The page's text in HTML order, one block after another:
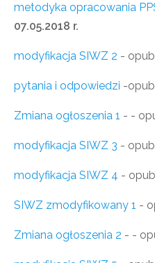
metodyka opracowania
07.05.2018 r.
modyfikacja SIWZ 2 -
pytania i odpowiedzi -
Zmiana ogłoszenia 1 - -
modyfikacja SIWZ 3 -
modyfikacja SIWZ 4 -
SIWZ zmodyfikowany 1 -
Zmiana ogłoszenia 2 - -